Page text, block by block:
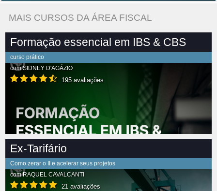
MAIS CURSOS DA ÁREA FISCAL
Formação essencial em IBS & CBS
curso prático
comSIDNEY D'AGÁZIO
195 avaliações
Ex-Tarifário
Como zerar o II e acelerar seus projetos
comRAQUEL CAVALCANTI
21 avaliações